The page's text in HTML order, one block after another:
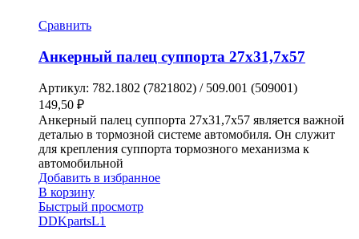
Сравнить
Анкерный палец суппорта 27х31,7х57
Артикул: 782.1802 (7821802) / 509.001 (509001)
149,50 ₽
Анкерный палец суппорта 27х31,7х57 является важной
деталью в тормозной системе автомобиля. Он служит
для крепления суппорта тормозного механизма к
автомобильной
Добавить в избранное
В корзину
Быстрый просмотр
DDKpartsL1